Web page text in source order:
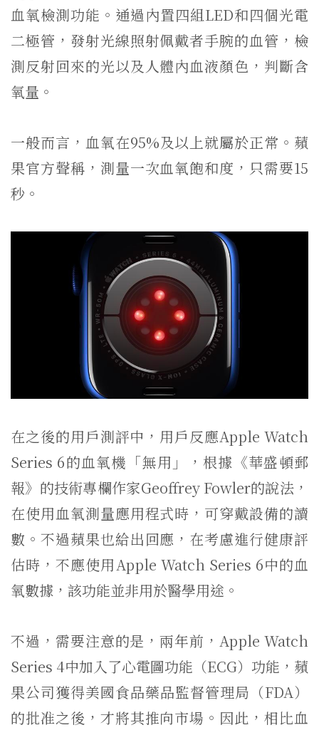
血氧檢測功能。通過內置四組LED和四個光電
二極管，發射光線照射佩戴者手腕的血管，檢
測反射回來的光以及人體內血液顏色，判斷含
氧量。
一般而言，血氧在95%及以上就屬於正常。蘋
果官方聲稱，測量一次血氧飽和度，只需要15
秒。
在之後的用戶測評中，用戶反應Apple Watch
Series 6的血氧機「無用」，根據《華盛頓郵
報》的技術專欄作家Geoffrey Fowler的說法，
在使用血氧測量應用程式時，可穿戴設備的讀
數。不過蘋果也給出回應，在考慮進行健康評
估時，不應使用Apple Watch Series 6中的血
氧數據，該功能並非用於醫學用途。
不過，需要注意的是，兩年前，Apple Watch
Series 4中加入了心電圖功能（ECG）功能，蘋
果公司獲得美國食品藥品監督管理局（FDA）
的批准之後，才將其推向市場。因此，相比血